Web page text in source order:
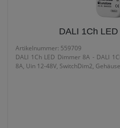
DALI 1Ch
Artikelnummer: 559709
DALI 1Ch LED Dimmer 8A - DALI
8A, Uin 12-48V, SwitchDim2,